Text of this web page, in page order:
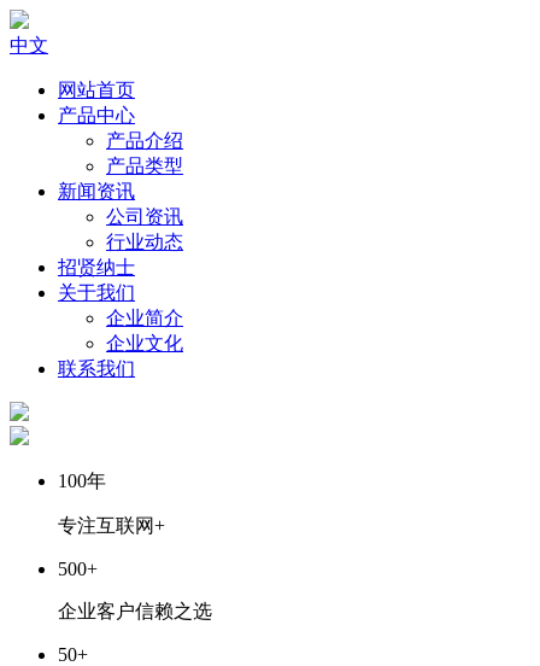
中文
网站首页
产品中心
产品介绍
产品类型
新闻资讯
公司资讯
行业动态
招贤纳士
关于我们
企业简介
企业文化
联系我们
100年
专注互联网+
500+
企业客户信赖之选
50+